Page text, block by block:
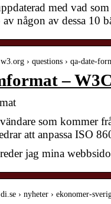
med vad
någon av dessa 10
› questions › qa-date-
– W3C
som kommer
att anpassa ISO
jag mina
› nyheter › ekonomer-